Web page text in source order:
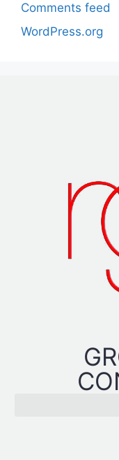
Comments feed
WordPress.org